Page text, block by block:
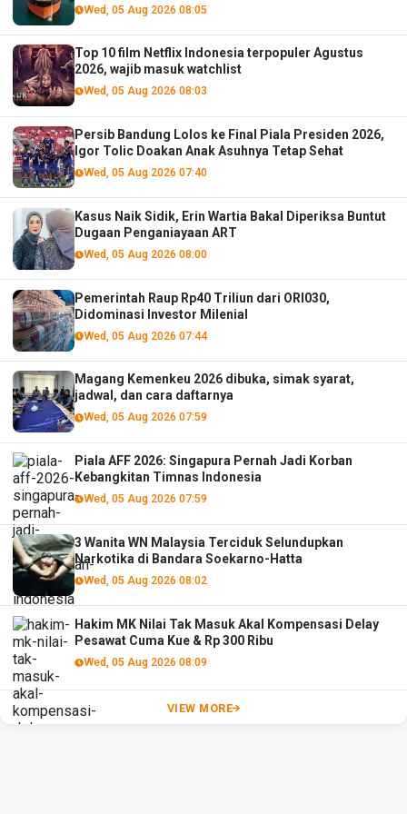
menurut analis
Wed, 05 Aug 2026 08:05
Top 10 film Netflix Indonesia terpopuler Agustus
2026, wajib masuk watchlist
Wed, 05 Aug 2026 08:03
Persib Bandung Lolos ke Final Piala Presiden 2026,
Igor Tolic Doakan Anak Asuhnya Tetap Sehat
Wed, 05 Aug 2026 07:40
Kasus Naik Sidik, Erin Wartia Bakal Diperiksa Buntut
Dugaan Penganiayaan ART
Wed, 05 Aug 2026 08:00
Pemerintah Raup Rp40 Triliun dari ORI030,
Didominasi Investor Milenial
Wed, 05 Aug 2026 07:44
Magang Kemenkeu 2026 dibuka, simak syarat,
jadwal, dan cara daftarnya
Wed, 05 Aug 2026 07:59
Piala AFF 2026: Singapura Pernah Jadi Korban
Kebangkitan Timnas Indonesia
Wed, 05 Aug 2026 07:59
3 Wanita WN Malaysia Terciduk Selundupkan
Narkotika di Bandara Soekarno-Hatta
Wed, 05 Aug 2026 08:02
Hakim MK Nilai Tak Masuk Akal Kompensasi Delay
Pesawat Cuma Kue & Rp 300 Ribu
Wed, 05 Aug 2026 08:09
VIEW MORE